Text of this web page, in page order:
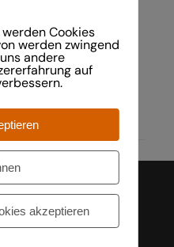
aus meinem
Hardcover
Cookies
werden zwingend
andere
auf
akzeptieren